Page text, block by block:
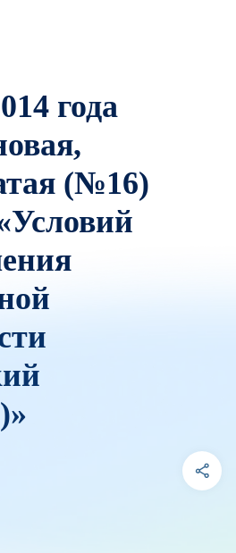
года
(№16)